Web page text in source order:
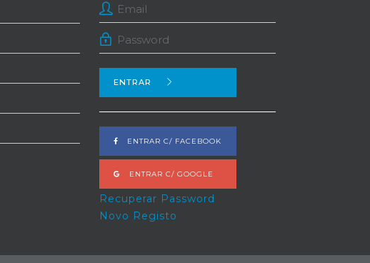
ENTRAR
ENTRAR C/ FACEBOOK
ENTRAR C/ GOOGLE
Recuperar Password
Novo Registo